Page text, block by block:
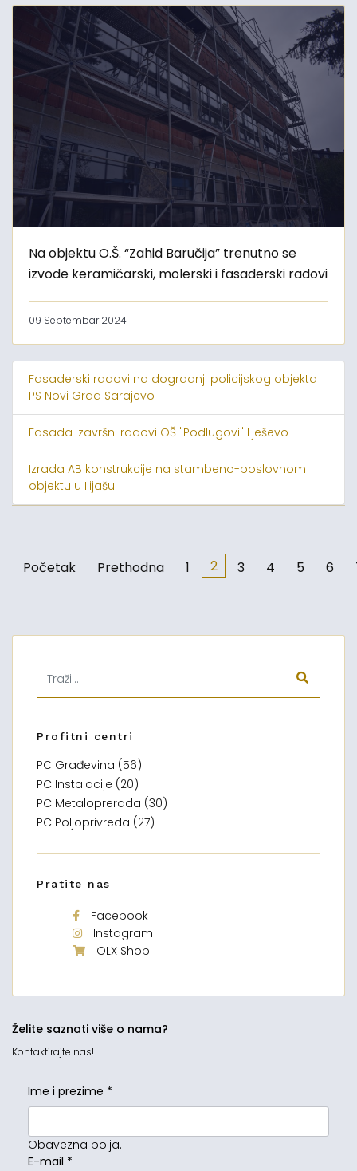
Na objektu O.Š. “Zahid Baručija” trenutno se
izvode keramičarski, molerski i fasaderski radovi
09 Septembar 2024
Fasaderski radovi na dogradnji policijskog objekta
PS Novi Grad Sarajevo
Fasada-završni radovi OŠ "Podlugovi" Lješevo
Izrada AB konstrukcije na stambeno-poslovnom
objektu u Ilijašu
Početak Prethodna 1 2 3 4 5 6
Profitni centri
PC Građevina (56)
PC Instalacije (20)
PC Metaloprerada (30)
PC Poljoprivreda (27)
Pratite nas
Facebook
Instagram
OLX Shop
Želite saznati više o nama?
Kontaktirajte nas!
Ime i prezime *
Obavezna polja.
E-mail *